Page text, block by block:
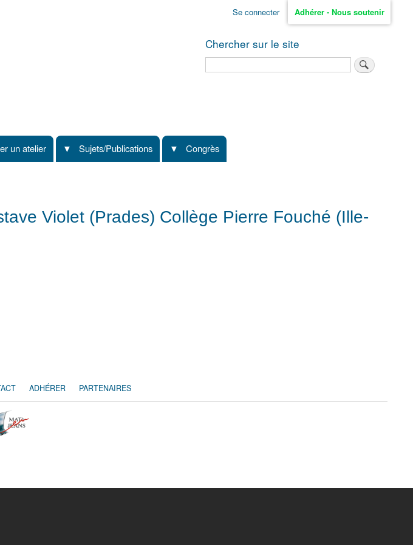
Se connecter Adhérer - Nous soutenir
Chercher sur le site
un atelier Sujets/Publications Congrès
Violet (Prades) Collège Pierre Fouché (Ille-
ADHÉRER PARTENAIRES